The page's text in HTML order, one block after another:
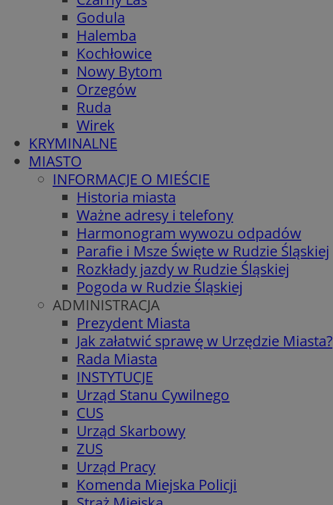
Godula
Halemba
Kochłowice
Nowy Bytom
Orzegów
Ruda
Wirek
KRYMINALNE
MIASTO
INFORMACJE O MIEŚCIE
Historia miasta
Ważne adresy i telefony
Harmonogram wywozu odpadów
Parafie i Msze Święte w Rudzie Śląskiej
Rozkłady jazdy w Rudzie Śląskiej
Pogoda w Rudzie Śląskiej
ADMINISTRACJA
Prezydent Miasta
Jak załatwić sprawę w Urzędzie Miasta?
Rada Miasta
INSTYTUCJE
Urząd Stanu Cywilnego
CUS
Urząd Skarbowy
ZUS
Urząd Pracy
Komenda Miejska Policji